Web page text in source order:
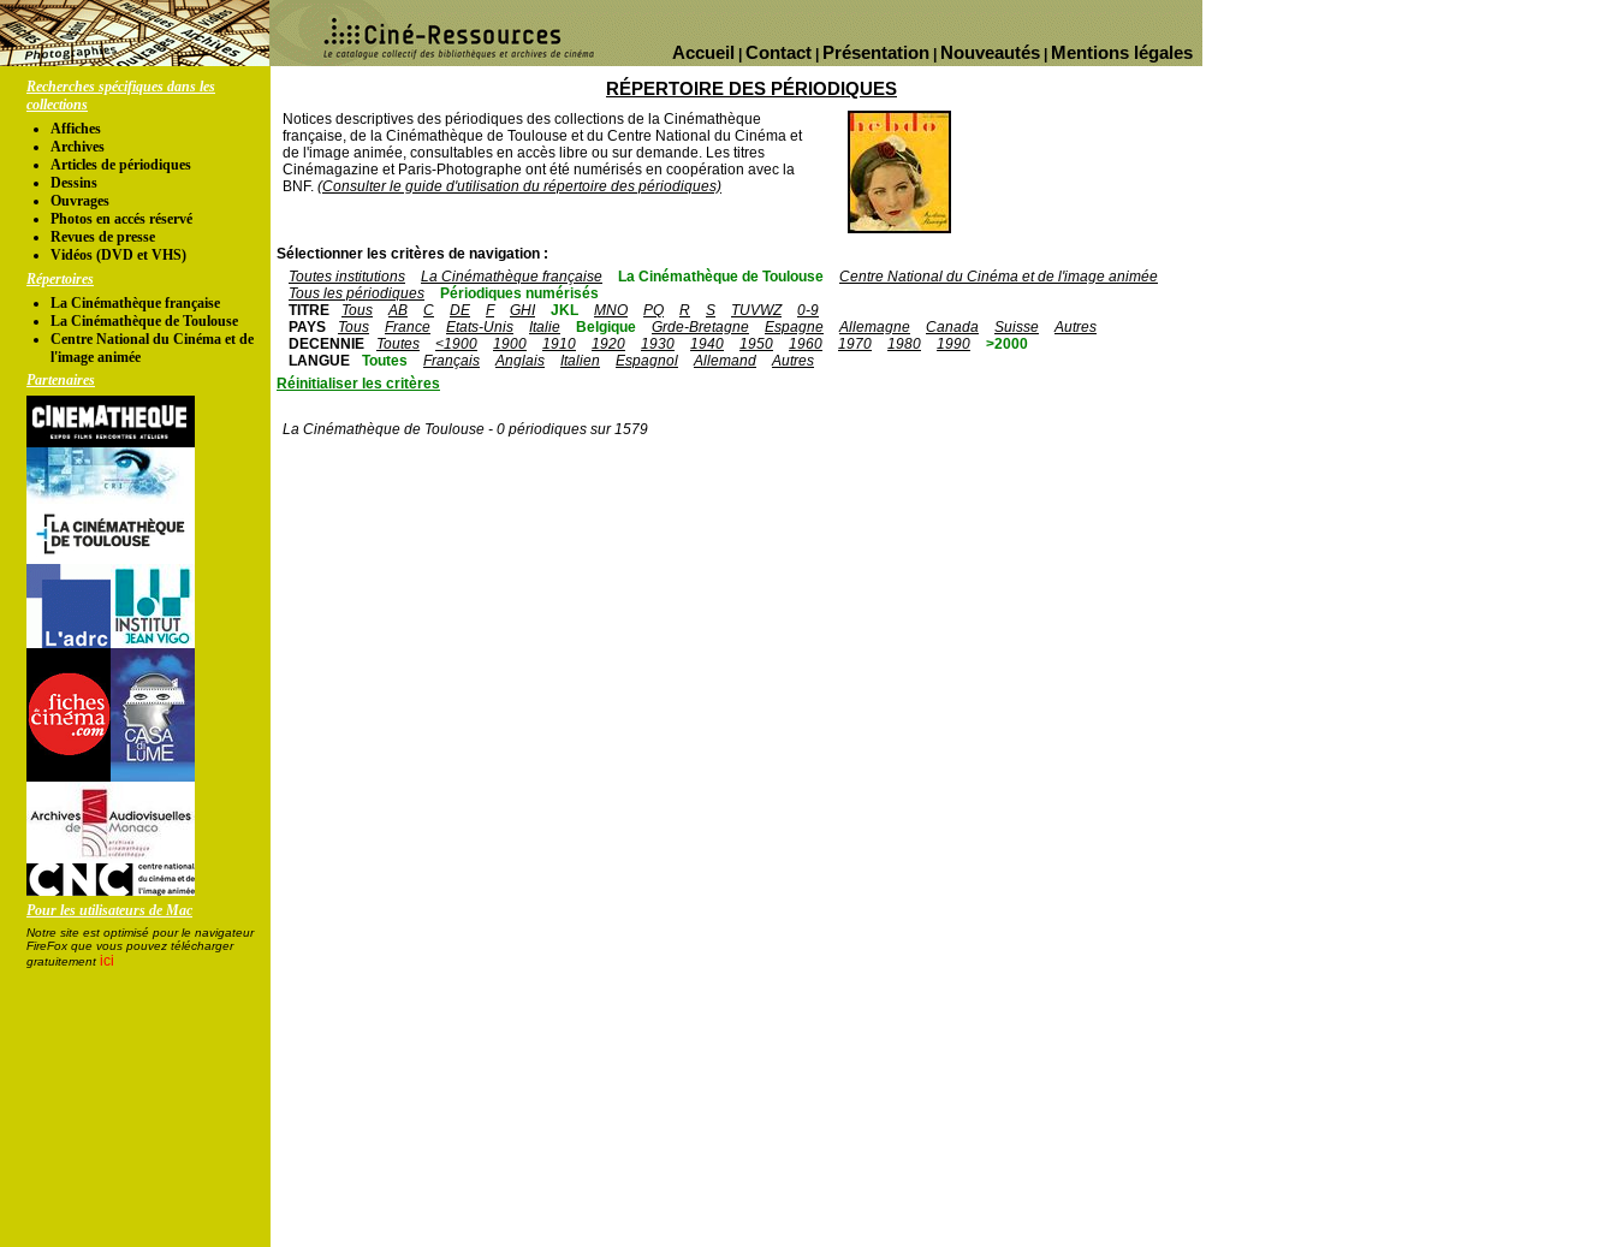
Mentions légales
Nouveautés
Présentation
Contact
Accueil
Recherches spécifiques dans les
collections
Affiches
Archives
Articles de périodiques
Dessins
Ouvrages
Photos en accés réservé
Revues de presse
Vidéos (DVD et VHS)
Répertoires
La Cinémathèque française
La Cinémathèque de Toulouse
Centre National du Cinéma et de
l'image animée
Partenaires
Pour les utilisateurs de Mac
Notre site est optimisé pour le navigateur
FireFox que vous pouvez télécharger
gratuitement ici
RÉPERTOIRE DES PÉRIODIQUES
Notices descriptives des périodiques des collections de la Cinémathèque
française, de la Cinémathèque de Toulouse et du Centre National du Cinéma et
de l'image animée, consultables en accès libre ou sur demande. Les titres
Cinémagazine et Paris-Photographe ont été numérisés en coopération avec la
BNF. (Consulter le guide d'utilisation du répertoire des périodiques)
Sélectionner les critères de navigation :
Toutes institutions
La Cinémathèque française La Cinémathèque de Toulouse
Centre National du Cinéma et de l'image animée
Tous les périodiques
Périodiques numérisés
TITRE
Tous AB C DE F GHI JKL MNO PQ R S TUVWZ
0-9
PAYS
Tous France Etats-Unis Italie Belgique Grde-Bretagne Espagne Allemagne Canada Suisse
Autres
DECENNIE
Toutes <1900 1900 1910 1920 1930 1940 1950 1960 1970 1980 1990
>2000
LANGUE
Toutes Français Anglais Italien Espagnol Allemand
Autres
Réinitialiser les critères
La Cinémathèque de Toulouse - 0 périodiques sur 1579